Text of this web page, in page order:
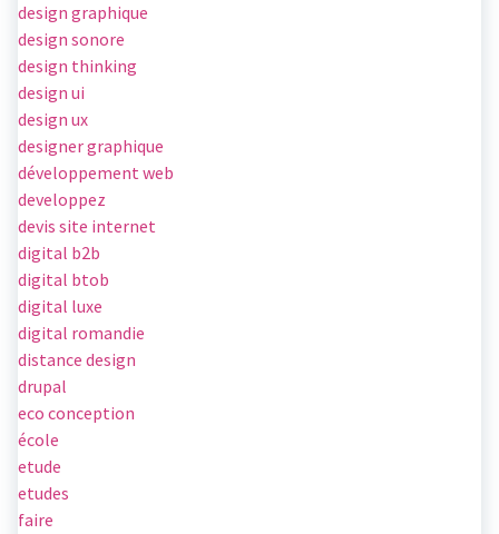
design graphique
design sonore
design thinking
design ui
design ux
designer graphique
développement web
developpez
devis site internet
digital b2b
digital btob
digital luxe
digital romandie
distance design
drupal
eco conception
école
etude
etudes
faire